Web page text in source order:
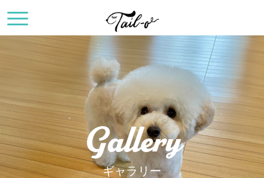
Gallery
ギャラリー